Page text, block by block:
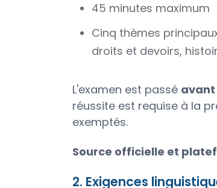
45 minutes maximum
Cinq thèmes
droits et devoirs,
L'examen est passé avant
réussite est requise à la
exemptés.
Source officielle et
2. Exigences